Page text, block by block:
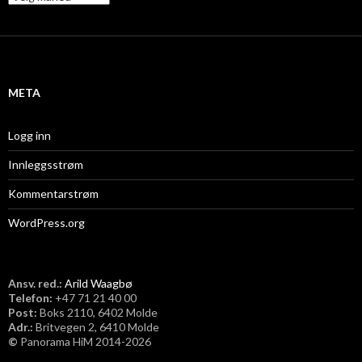
e
e
s
s
i
b
r
i
META
Logg inn
Innleggsstrøm
Kommentarstrøm
WordPress.org
Ansv. red.: Arild Waagbø
Telefon: ​+47 71 21 40 00
Post: Boks 2110, 6402 Molde
Adr.: Britvegen 2, 6410 Molde
© Panorama HiM 2014-2026